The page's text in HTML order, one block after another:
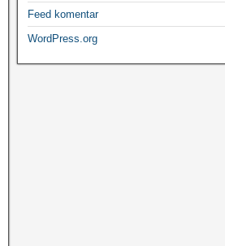
Feed komentar
WordPress.org